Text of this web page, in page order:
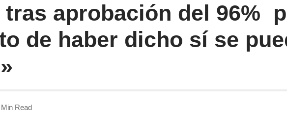
aprobación del 96%
de haber dicho sí se
Read